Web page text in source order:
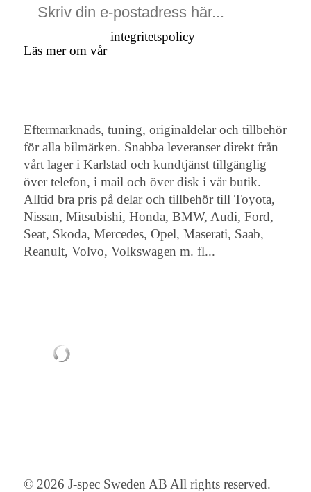
Läs mer om vår
integritetspolicy
Eftermarknads, tuning, originaldelar och tillbehör
för alla bilmärken. Snabba leveranser direkt från
vårt lager i Karlstad och kundtjänst tillgänglig
över telefon, i mail och över disk i vår butik.
Alltid bra pris på delar och tillbehör till Toyota,
Nissan, Mitsubishi, Honda, BMW, Audi, Ford,
Seat, Skoda, Mercedes, Opel, Maserati, Saab,
Reanult, Volvo, Volkswagen m. fl...
© 2026 J-spec Sweden AB All rights reserved.